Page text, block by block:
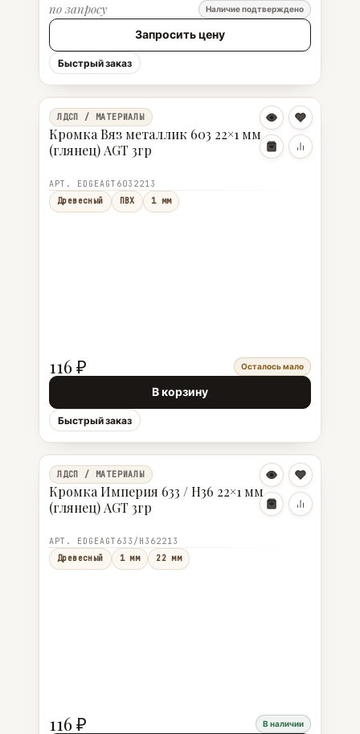
по запросу Наличие подтверждено
Запросить цену
Быстрый заказ
ЛДСП / МАТЕРИАЛЫ
Кромка Вяз металлик 603 22×1 мм
(глянец) AGT 3гр
АРТ. EDGEAGT6032213
Древесный
ПВХ 1 мм
116 ₽ Осталось мало
В корзину
Быстрый заказ
ЛДСП / МАТЕРИАЛЫ
Кромка Империя 633 / H36 22×1 мм
(глянец) AGT 3гр
АРТ. EDGEAGT633/H362213
Древесный
1 мм 22 мм
116 ₽ В наличии